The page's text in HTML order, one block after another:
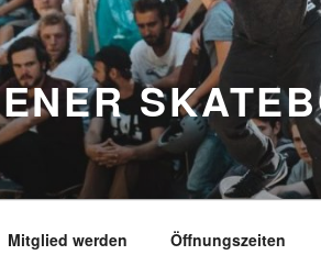
Mitglied werden Öffnungszeiten